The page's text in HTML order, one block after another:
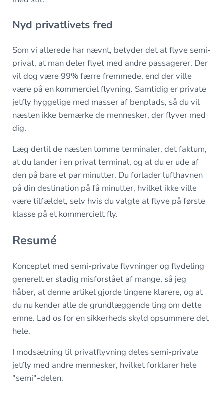
Nyd privatlivets fred
Som vi allerede har nævnt, betyder det at flyve semi-
privat, at man deler flyet med andre passagerer. Der
vil dog være 99% færre fremmede, end der ville
være på en kommerciel flyvning. Samtidig er private
jetfly hyggelige med masser af benplads, så du vil
næsten ikke bemærke de mennesker, der flyver med
dig.
Læg dertil de næsten tomme terminaler, det faktum,
at du lander i en privat terminal, og at du er ude af
den på bare et par minutter. Du forlader lufthavnen
på din destination på få minutter, hvilket ikke ville
være tilfældet, selv hvis du valgte at flyve på første
klasse på et kommercielt fly.
Resumé
Konceptet med semi-private flyvninger og flydeling
generelt er stadig misforstået af mange, så jeg
håber, at denne artikel gjorde tingene klarere, og at
du nu kender alle de grundlæggende ting om dette
emne. Lad os for en sikkerheds skyld opsummere det
hele.
I modsætning til privatflyvning deles semi-private
jetfly med andre mennesker, hvilket forklarer hele
"semi"-delen.